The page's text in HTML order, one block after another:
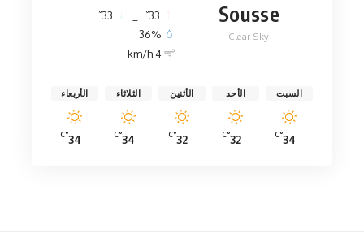
Sousse
Clear Sky
33
°
33
°
36%
4 km/h
السبت
34
°C
الأحد
32
°C
الأثنين
32
°C
الثلاثاء
34
°C
الأربعاء
34
°C